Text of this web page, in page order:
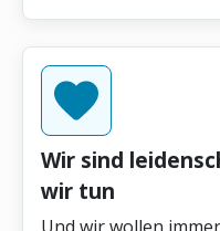
Wir sind
wir tun